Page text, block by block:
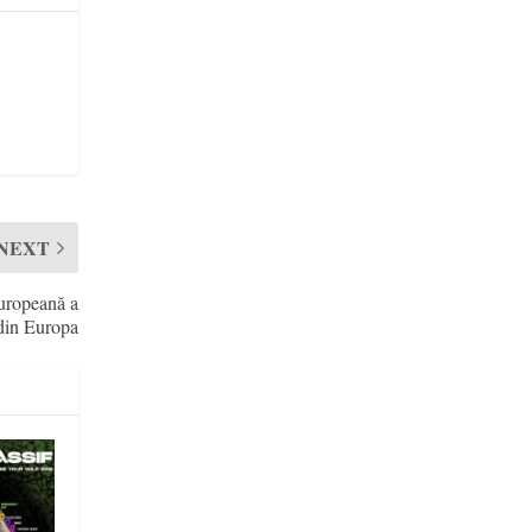
a
Europa